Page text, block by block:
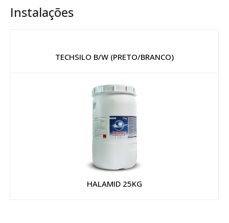
Instalações
TECHSILO B/W (PRETO/BRANCO)
HALAMID 25KG